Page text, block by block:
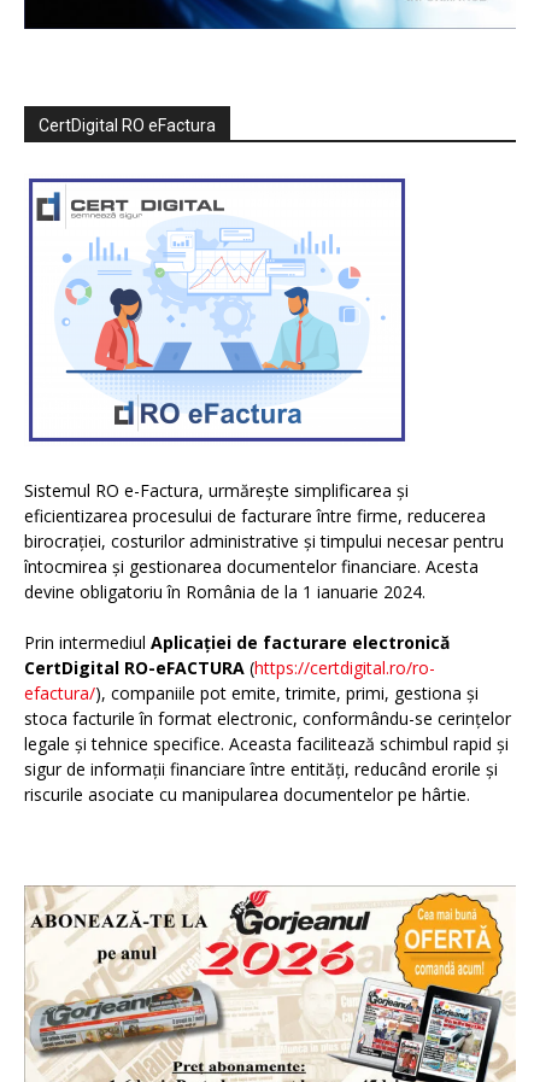
CertDigital RO eFactura
Sistemul RO e-Factura, urmărește simplificarea și
eficientizarea procesului de facturare între firme, reducerea
birocrației, costurilor administrative și timpului necesar pentru
întocmirea și gestionarea documentelor financiare. Acesta
devine obligatoriu în România de la 1 ianuarie 2024.
Prin intermediul Aplicației de facturare electronică
CertDigital RO-eFACTURA (https://certdigital.ro/ro-
efactura/), companiile pot emite, trimite, primi, gestiona și
stoca facturile în format electronic, conformându-se cerințelor
legale și tehnice specifice. Aceasta facilitează schimbul rapid și
sigur de informații financiare între entități, reducând erorile și
riscurile asociate cu manipularea documentelor pe hârtie.